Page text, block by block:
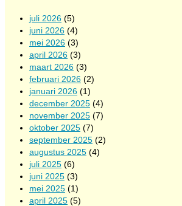
juli 2026 (5)
juni 2026 (4)
mei 2026 (3)
april 2026 (3)
maart 2026 (3)
februari 2026 (2)
januari 2026 (1)
december 2025 (4)
november 2025 (7)
oktober 2025 (7)
september 2025 (2)
augustus 2025 (4)
juli 2025 (6)
juni 2025 (3)
mei 2025 (1)
april 2025 (5)